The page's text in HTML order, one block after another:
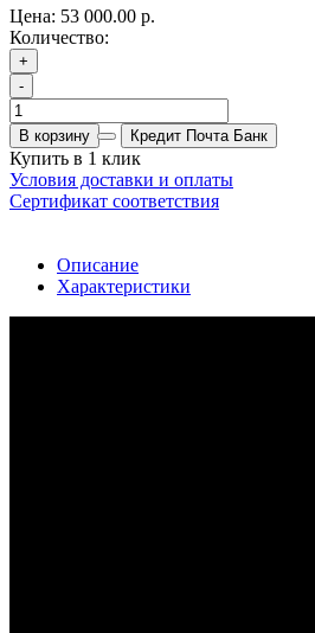
Цена: 53 000.00 р.
Количество:
+
-
В корзину Кредит Почта Банк
Купить в 1 клик
Условия доставки и оплаты
Сертификат соответствия
Описание
Характеристики